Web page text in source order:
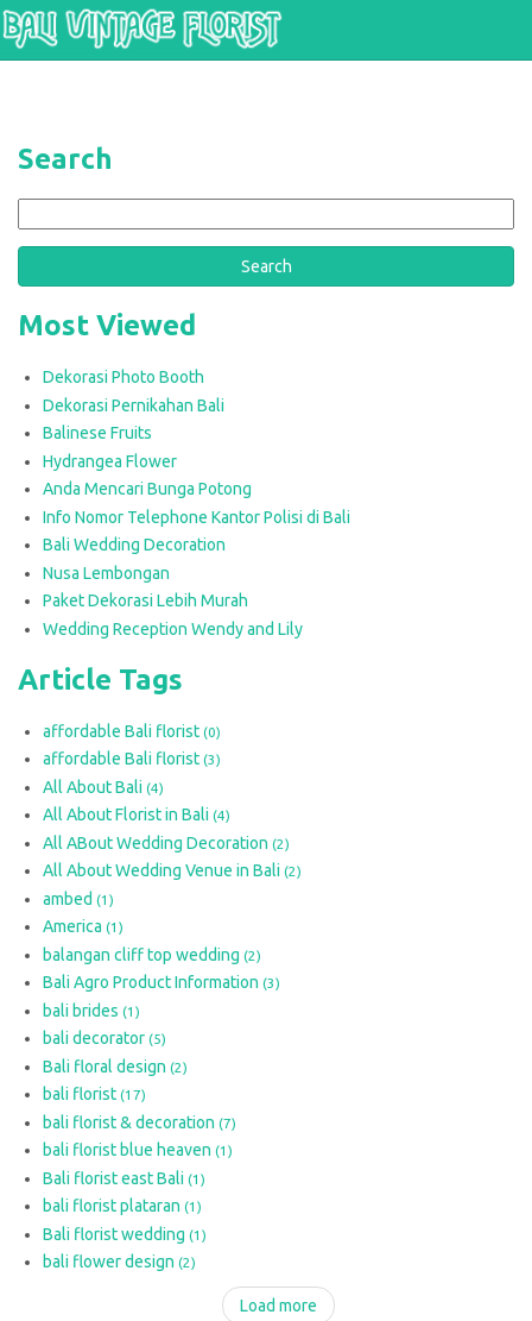
Skip to main content
Search
Most Viewed
Dekorasi Photo Booth
Dekorasi Pernikahan Bali
Balinese Fruits
Hydrangea Flower
Anda Mencari Bunga Potong
Info Nomor Telephone Kantor Polisi di Bali
Bali Wedding Decoration
Nusa Lembongan
Paket Dekorasi Lebih Murah
Wedding Reception Wendy and Lily
Article Tags
affordable Bali florist (0)
affordable Bali florist (3)
All About Bali (4)
All About Florist in Bali (4)
All ABout Wedding Decoration (2)
All About Wedding Venue in Bali (2)
ambed (1)
America (1)
balangan cliff top wedding (2)
Bali Agro Product Information (3)
bali brides (1)
bali decorator (5)
Bali floral design (2)
bali florist (17)
bali florist & decoration (7)
bali florist blue heaven (1)
Bali florist east Bali (1)
bali florist plataran (1)
Bali florist wedding (1)
bali flower design (2)
Load more